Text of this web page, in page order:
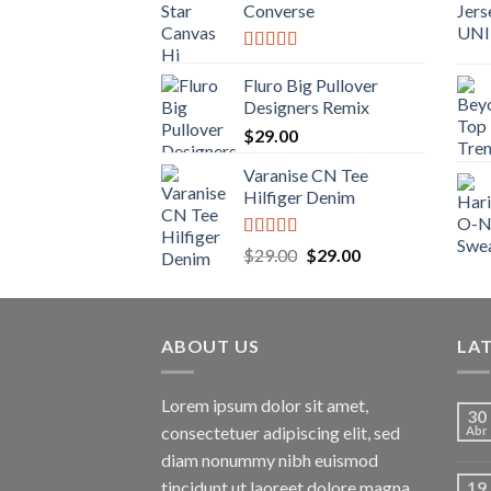
Converse
con4.33
de 5
Fluro Big Pullover
Designers Remix
$29.00
Varanise CN Tee
Hilfiger Denim
Valorado
con
$29.00 El
original
$29.00El
actual
ABOUT US
Lorem ipsum dolor sit amet,
consectetuer adipiscing elit, sed
diam nonummy nibh euismod
30
Abr